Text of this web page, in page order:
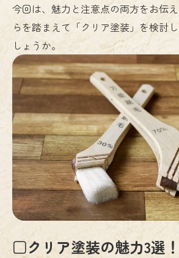
今回は、魅力と注意点の両方をお伝
らを踏まえて「クリア塗装」を検討
しょうか。
□クリア塗装の魅力3選！